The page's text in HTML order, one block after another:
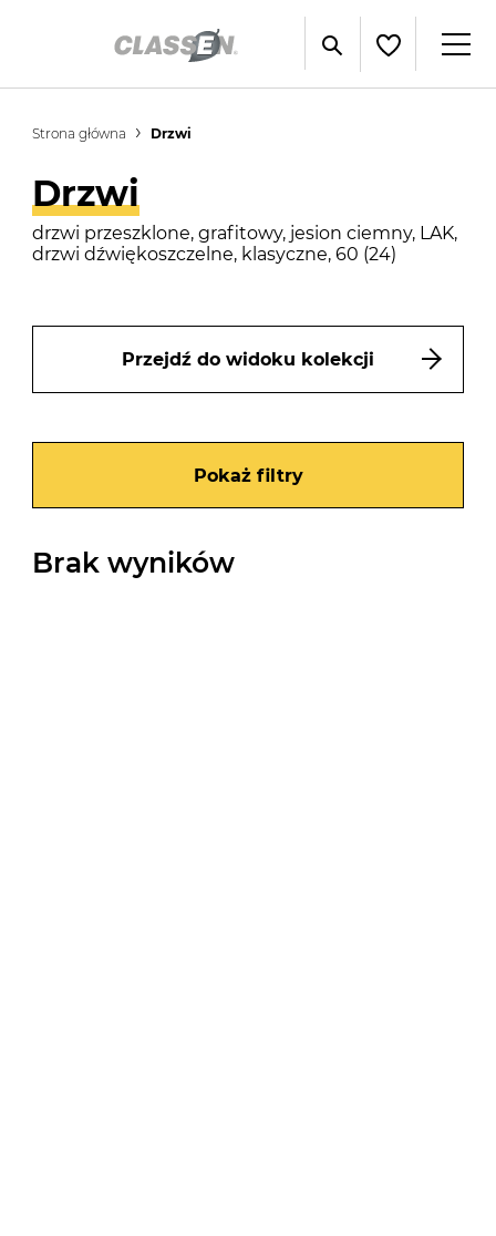
Strona główna Drzwi
Drzwi
drzwi przeszklone, grafitowy, jesion ciemny, LAK,
drzwi dźwiękoszczelne, klasyczne, 60 (24)
Przejdź do widoku kolekcji
Pokaż filtry
Brak wyników